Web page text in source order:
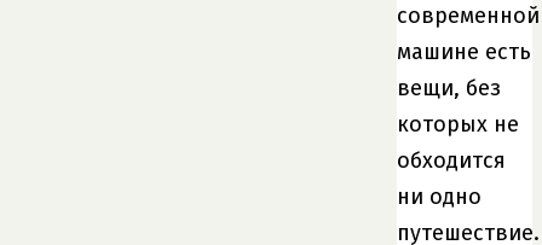
современной
машине есть
вещи, без
которых не
обходится
ни одно
путешествие.